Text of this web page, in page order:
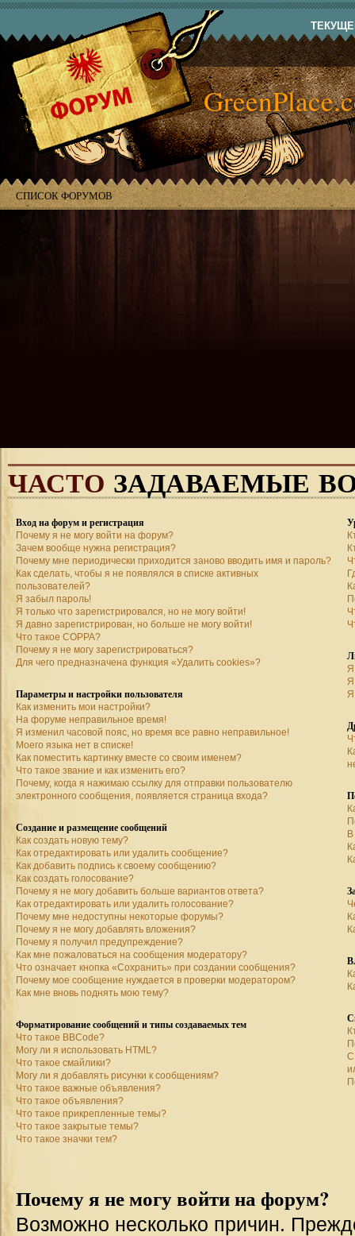
СПИСОК ФОРУМОВ
ЧАСТО ЗАДАВАЕМЫЕ
Вход на форум и регистрация
Почему я не могу войти на форум?
Зачем вообще нужна регистрация?
Почему мне периодически приходится заново вводить имя и пароль?
Как сделать, чтобы я не появлялся в списке активных
пользователей?
Я забыл пароль!
Я только что зарегистрировался, но не могу войти!
Я давно зарегистрирован, но больше не могу войти!
Что такое COPPA?
Почему я не могу зарегистрироваться?
Для чего предназначена функция «Удалить cookies»?
Параметры и настройки пользователя
Как изменить мои настройки?
На форуме неправильное время!
Я изменил часовой пояс, но время все равно неправильное!
Моего языка нет в списке!
Как поместить картинку вместе со своим именем?
Что такое звание и как изменить его?
Почему, когда я нажимаю ссылку для отправки пользователю
электронного сообщения, появляется страница входа?
Создание и размещение сообщений
Как создать новую тему?
Как отредактировать или удалить сообщение?
Как добавить подпись к своему сообщению?
Как создать голосование?
Почему я не могу добавить больше вариантов ответа?
Как отредактировать или удалить голосование?
Почему мне недоступны некоторые форумы?
Почему я не могу добавлять вложения?
Почему я получил предупреждение?
Как мне пожаловаться на сообщения модератору?
Что означает кнопка «Сохранить» при создании сообщения?
Почему мое сообщение нуждается в проверки модератором?
Как мне вновь поднять мою тему?
Форматирование сообщений и типы создаваемых тем
Что такое BBCode?
Могу ли я использовать HTML?
Что такое смайлики?
Могу ли я добавлять рисунки к сообщениям?
Что такое важные объявления?
Что такое объявления?
Что такое прикрепленные темы?
Что такое закрытые темы?
Что такое значки тем?
Я
Я
Я
С
Почему я не могу войти на форум?
Возможно несколько причин.